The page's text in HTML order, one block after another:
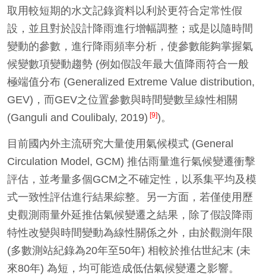
取用較短期的水文記錄資料以利於更符合定常性假
設，並且對於設計降雨進行增幅調整；或是以隨時間
變動的參數，進行降雨頻率分析，使參數能夠掌握氣
候變數項變動趨勢 (例如假設年最大值降雨符合一般
極端值分布 (Generalized Extreme Value distribution,
GEV)，而GEV之位置參數與時間變數呈線性相關
(Ganguli and Coulibaly, 2019) [9])。
目前國內外主流研究大量使用氣候模式 (General
Circulation Model, GCM) 推估雨量進行氣候變遷衝擊
評估，並考量多個GCM之不確定性，以系集平均及模
式一致性評估進行結果綜整。另一方面，若僅使用歷
史觀測雨量外延推估氣候變遷之結果，除了假設降雨
特性改變與時間變動為線性關係之外，由於觀測年限
(多數測站紀錄為20年至50年) 相較於推估世紀末 (未
來80年) 為短，均可能造成低估氣候變遷之影響。